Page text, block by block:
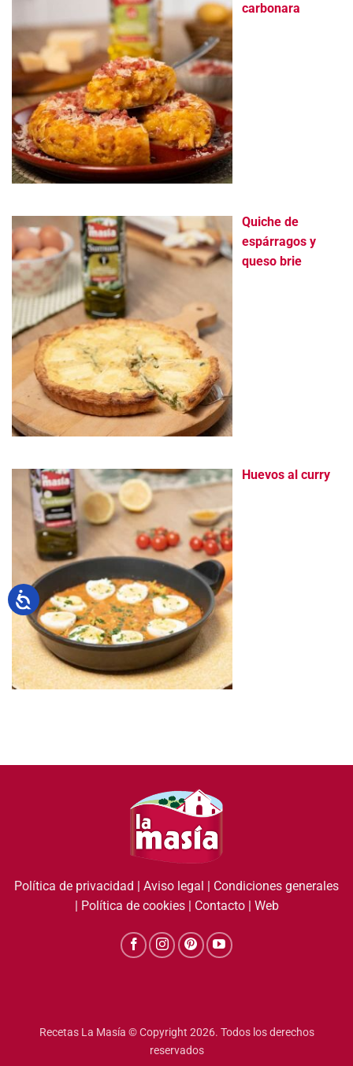
carbonara
Quiche de
espárragos y
queso brie
Huevos al curry
Política de privacidad Aviso legal
Condiciones generales
Política de cookies| Contacto| Web
Recetas La Masía © Copyright 2026. Todos los derechos
reservados